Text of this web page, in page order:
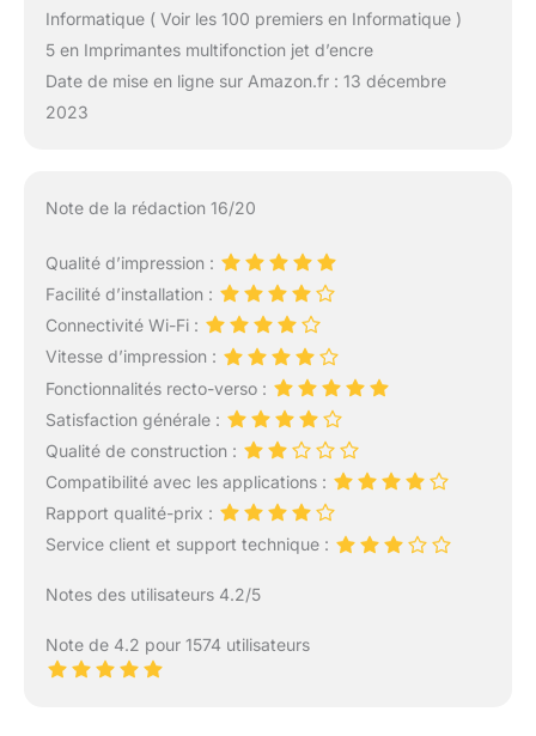
Informatique ( Voir les 100 premiers en Informatique )
5 en Imprimantes multifonction jet d’encre
Date de mise en ligne sur Amazon.fr : 13 décembre
2023
Note de la rédaction 16/20
Qualité d’impression :
Facilité d’installation :
Connectivité Wi-Fi :
Vitesse d’impression :
Fonctionnalités recto-verso :
Satisfaction générale :
Qualité de construction :
Compatibilité avec les applications :
Rapport qualité-prix :
Service client et support technique :
Notes des utilisateurs 4.2/5
Note de 4.2 pour 1574 utilisateurs